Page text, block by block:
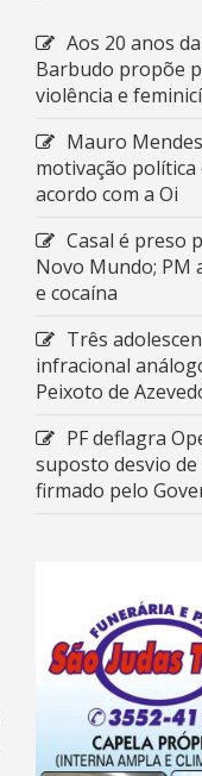
Aos 20 anos
Barbudo propõe
violência e
Mauro
motivação
acordo com a Oi
Casal é preso
Novo Mundo; PM
e cocaína
Três
infracional
Peixoto de
PF deflagra
suposto desvio de
firmado pelo